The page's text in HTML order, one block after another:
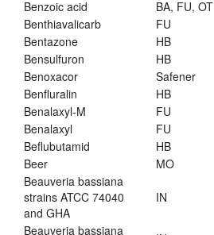
Benzoic acid
BA, FU, OT
Benthiavalicarb
FU
Bentazone
HB
Bensulfuron
HB
Benoxacor
Safener
Benfluralin
HB
Benalaxyl-M
FU
Benalaxyl
FU
Beflubutamid
HB
Beer
MO
Beauveria bassiana
strains ATCC 74040
and GHA
IN
Beauveria bassiana